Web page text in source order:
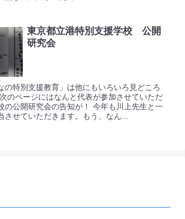
東京都立港特別支援学校 公開
研究会
の特別支援教育」は他にもいろいろ見どころ
のページにはなんと代表が参加させていただ
の公開研究会の告知が！ 今年も川上先生と一
させていただきます。もう、なん...